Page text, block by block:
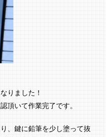
りました！
頂いて作業完了です。
、鍵に鉛筆を少し塗って抜